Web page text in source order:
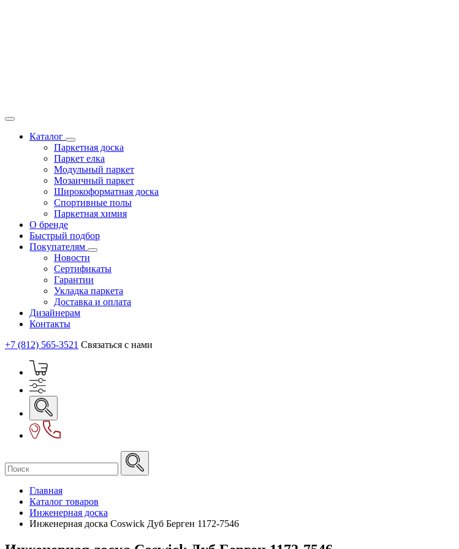
Каталог
Паркетная доска
Паркет елка
Модульный паркет
Мозаичный паркет
Широкоформатная доска
Спортивные полы
Паркетная химия
О бренде
Быстрый подбор
Покупателям
Новости
Сертификаты
Гарантии
Укладка паркета
Доставка и оплата
Дизайнерам
Контакты
+7 (812) 565-3521 Связаться с нами
Главная
Каталог товаров
Инженерная доска
Инженерная доска Coswick Дуб Берген 1172-7546